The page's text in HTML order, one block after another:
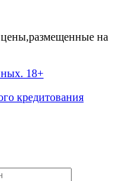
на
18+
кредитования